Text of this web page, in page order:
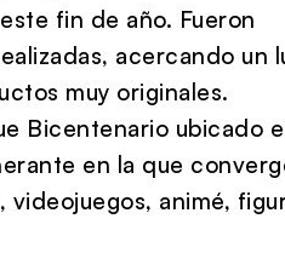
fin de año. Fueron
acercando un
muy originales.
Bicentenario ubicado
en la que
animé,